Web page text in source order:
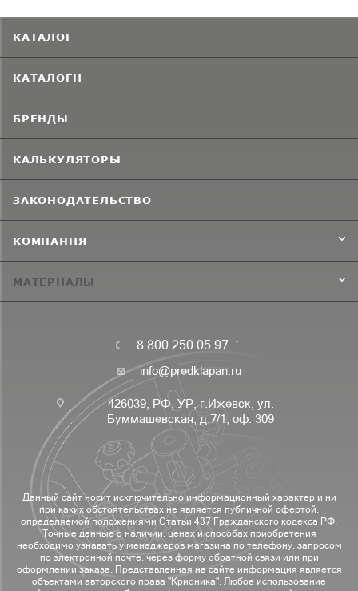
КАТАЛОГ
КАТАЛОГИ
БРЕНДЫ
КАЛЬКУЛЯТОРЫ
ЗАКОНОДАТЕЛЬСТВО
КОМПАНИЯ
МАТЕРИАЛЫ
8 800 250 05 97
info@predklapan.ru
426039, РФ, УР, г.Ижевск, ул.
Буммашевская, д.7/1, оф. 309
Данный сайт носит исключительно информационный характер и ни
при каких обстоятельствах не является публичной офертой,
определяемой положениями Статьи 437 Гражданского кодекса РФ.
Точные данные о наличии, ценах и способах приобретения
необходимо узнавать у менеджеров магазина по телефону, запросом
по электронной почте, через форму обратной связи или при
оформлении заказа. Представленная на сайте информация является
объектами авторского права "Крионика". Любое использование